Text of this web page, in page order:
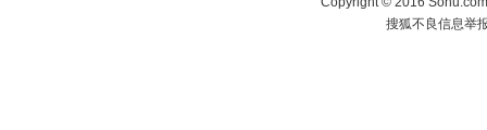
搜狐不良信息举